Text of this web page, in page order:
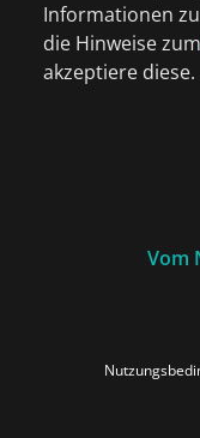
Informationen
die Hinweise zum
akzeptiere diese.
Vom